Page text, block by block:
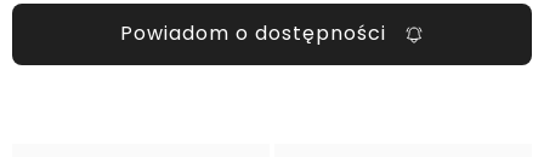
Powiadom o dostępności